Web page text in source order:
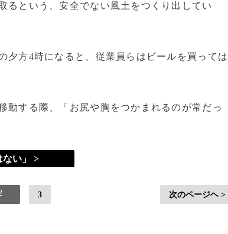
るという、安全でない風土をつくり出してい
方4時になると、従業員らはビールを買っては
する際、「お尻や胸をつかまれるのが常だっ
ない」 >
3 次のページヘ >